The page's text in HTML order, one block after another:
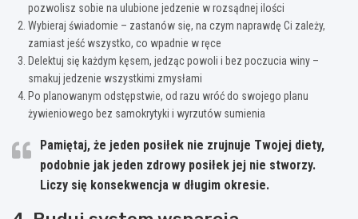
pozwolisz sobie na ulubione jedzenie w rozsądnej ilości
Wybieraj świadomie – zastanów się, na czym naprawdę Ci zależy,
zamiast jeść wszystko, co wpadnie w ręce
Delektuj się każdym kęsem, jedząc powoli i bez poczucia winy –
smakuj jedzenie wszystkimi zmysłami
Po planowanym odstępstwie, od razu wróć do swojego planu
żywieniowego bez samokrytyki i wyrzutów sumienia
Pamiętaj, że jeden posiłek nie zrujnuje Twojej diety,
podobnie jak jeden zdrowy posiłek jej nie stworzy.
Liczy się konsekwencja w długim okresie.